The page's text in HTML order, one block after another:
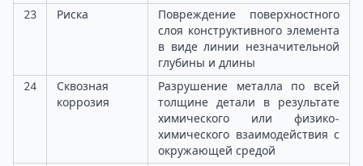
23
Риска
Повреждение поверхностного
слоя конструктивного элемента
в виде линии незначительной
глубины и длины
24
Сквозная
коррозия
Разрушение металла по всей
толщине детали в результате
химического или физико-
химического взаимодействия с
окружающей средой